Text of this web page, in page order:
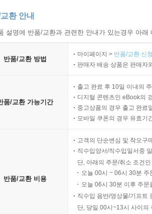
환 안내
설명에 반품/교환과 관련한 안내가 있는경우 아
반품/교환 방법
마이페이지 > 반품/교환 신
판매자 배송 상품은 판매자
품/교환 가능기간
출고 완료 후 10일 이내의
디지털 콘텐츠인 eBook의
중고상품의 경우 출고 완료
모바일 쿠폰의 경우 유효기
반품/교환 비용
고객의 단순변심 및 착오구
직수입양서/직수입일서중
단, 아래의 주문/취소 조건
오늘 00시 ~ 06시 30분
오늘 06시 30분 이후 주
직수입 음반/영상물/기프트
단, 당일 00시~13시 사이의